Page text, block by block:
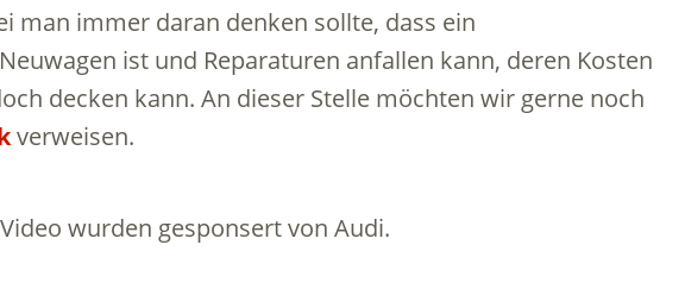
man immer daran denken sollte, dass ein
ist und Reparaturen anfallen kann, deren Kosten
decken kann. An dieser Stelle möchten wir gerne noch
verweisen.
wurden gesponsert von Audi.